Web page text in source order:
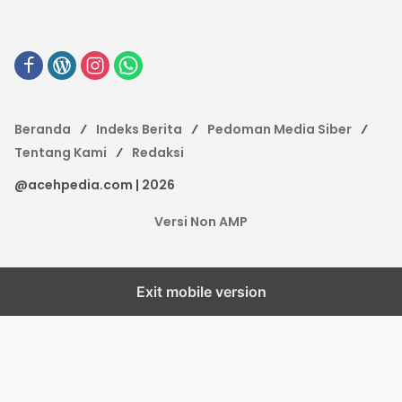
Beranda Indeks Berita
Pedoman Media Siber
Tentang Kami
Redaksi
@acehpedia.com | 2026
Versi Non AMP
Exit mobile version